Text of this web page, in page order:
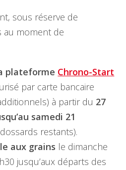
sous réserve de
au moment de
plateforme Chrono-Start
par carte bancaire
à partir du 27
samedi 21
restants).
aux grains le dimanche
jusqu’aux départs des